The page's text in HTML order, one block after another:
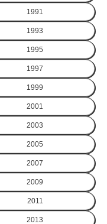
1991
1993
1995
1997
1999
2001
2003
2005
2007
2009
2011
2013